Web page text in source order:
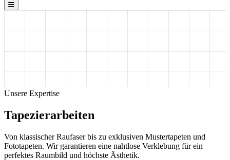
Unsere Expertise
Tapezierarbeiten
Von klassischer Raufaser bis zu exklusiven Mustertapeten und
Fototapeten. Wir garantieren eine nahtlose Verklebung für ein
perfektes Raumbild und höchste Ästhetik.